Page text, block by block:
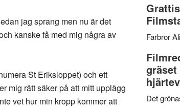
jag sprang men nu är det
kanske få med mig några av
St Eriksloppet) och ett
mig rätt säker på att mitt upplägg
vet hur min kropp kommer att
Farbror
Det